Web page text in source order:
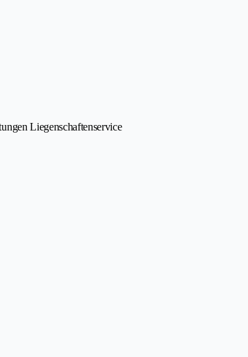
Liegenschaftenservice